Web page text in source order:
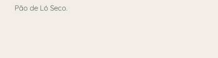
Pão de Ló Seco.